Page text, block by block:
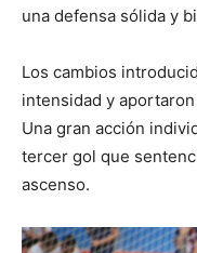
una defensa sólida y
Los cambios
intensidad y
Una gran acción
tercer gol que
ascenso.